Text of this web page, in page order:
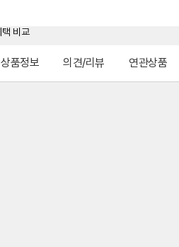
상품정보 의견/리뷰 연관상품